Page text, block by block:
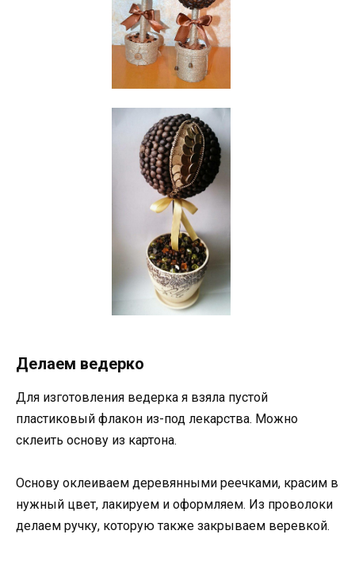
Делаем ведерко
Для изготовления ведерка я взяла пустой
пластиковый флакон из-под лекарства. Можно
склеить основу из картона.
Основу оклеиваем деревянными реечками, красим в
нужный цвет, лакируем и оформляем. Из проволоки
делаем ручку, которую также закрываем веревкой.